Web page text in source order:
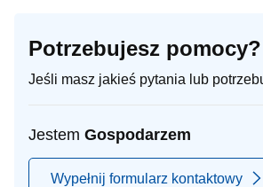
Potrzebujesz pomocy?
Jeśli masz jakieś pytania lub
Jestem Gospodarzem
Wypełnij formularz kontaktowy